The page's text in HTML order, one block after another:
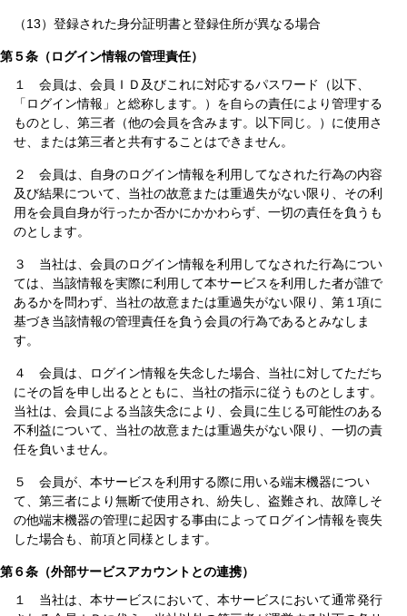
（13）登録された身分証明書と登録住所が異なる場合
第５条（ログイン情報の管理責任）
１ 会員は、会員ＩＤ及びこれに対応するパスワード（以下、
「ログイン情報」と総称します。）を自らの責任により管理する
ものとし、第三者（他の会員を含みます。以下同じ。）に使用さ
せ、または第三者と共有することはできません。
２ 会員は、自身のログイン情報を利用してなされた行為の内容
及び結果について、当社の故意または重過失がない限り、その利
用を会員自身が行ったか否かにかかわらず、一切の責任を負うも
のとします。
３ 当社は、会員のログイン情報を利用してなされた行為につい
ては、当該情報を実際に利用して本サービスを利用した者が誰で
あるかを問わず、当社の故意または重過失がない限り、第１項に
基づき当該情報の管理責任を負う会員の行為であるとみなしま
す。
４ 会員は、ログイン情報を失念した場合、当社に対してただち
にその旨を申し出るとともに、当社の指示に従うものとします。
当社は、会員による当該失念により、会員に生じる可能性のある
不利益について、当社の故意または重過失がない限り、一切の責
任を負いません。
５ 会員が、本サービスを利用する際に用いる端末機器につい
て、第三者により無断で使用され、紛失し、盗難され、故障しそ
の他端末機器の管理に起因する事由によってログイン情報を喪失
した場合も、前項と同様とします。
第６条（外部サービスアカウントとの連携）
１ 当社は、本サービスにおいて、本サービスにおいて通常発行